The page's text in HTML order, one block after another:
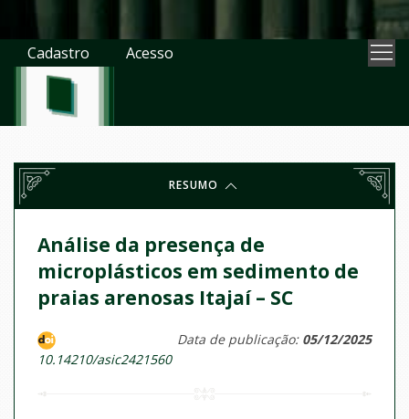
Cadastro Acesso
RESUMO
Análise da presença de
microplásticos em sedimento de
praias arenosas Itajaí – SC
10.14210/asic2421560
Data de publicação: 05/12/2025